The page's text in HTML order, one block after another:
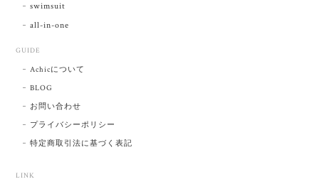
swimsuit
all-in-one
GUIDE
Achicについて
BLOG
お問い合わせ
プライバシーポリシー
特定商取引法に基づく表記
LINK